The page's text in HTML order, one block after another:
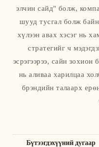
элчин сайд" болж,
шууд тусгал болж
хүлээн авах хэсэг нь
стратегийг ч
эсрэгээрээ, сайн зохион
нь аливаа харилцаа
брэндийн талаарх
Бүтээгдэхүүний дугаар